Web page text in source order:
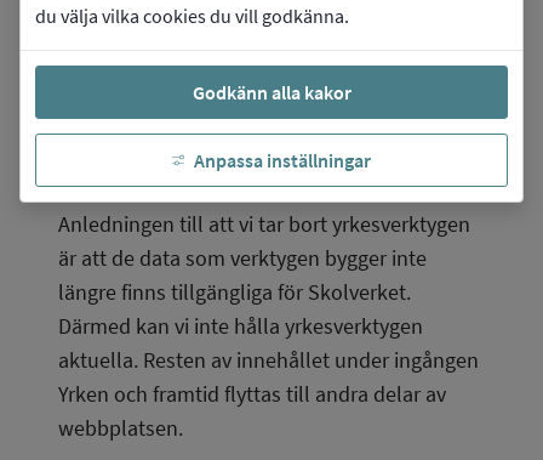
du välja vilka cookies du vill godkänna.
Godkänn alla kakor
Anpassa inställningar
Därmed tar vi även bort de yrkesverktyg som
finns där, det vill säga
Hitta yrken A-Ö
Hitta yrken som kan passa dig
Yrkesinspiration.
Anledningen till att vi tar bort yrkesverktygen
är att de data som verktygen bygger inte
längre finns tillgängliga för Skolverket.
Därmed kan vi inte hålla yrkesverktygen
aktuella. Resten av innehållet under ingången
Yrken och framtid flyttas till andra delar av
webbplatsen.